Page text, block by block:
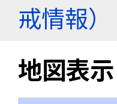
戒情報）
地図表示